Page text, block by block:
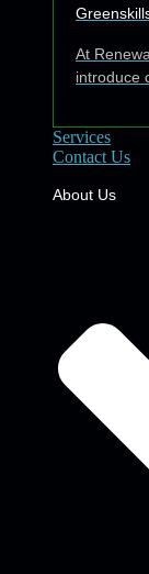
At
introduce
Services
Contact Us
About Us